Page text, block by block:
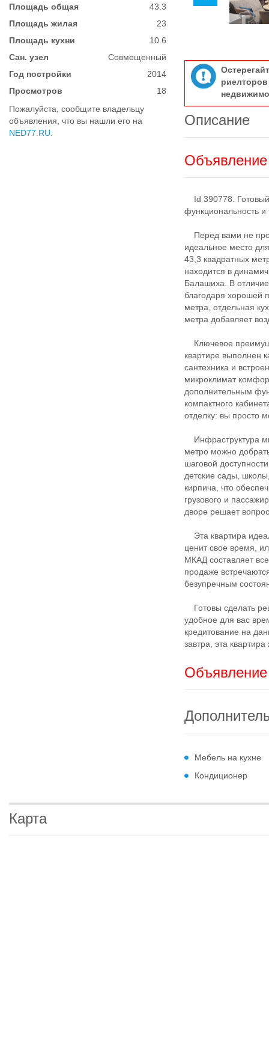
Площадь общая
43.3
Площадь жилая
23
Площадь кухни
10.6
Сан. узел
Совмещенный
Год постройки
2014
Просмотров
18
Пожалуйста, сообщите владельцу
объявления, что вы нашли его на
NED77.RU
Описание
Объявление
Id 390778.
функциональность и
Перед вами не
идеальное место
43,3 квадратных
находится в
Балашиха. В
благодаря хорошей
метра, отдельная
метра добавляет
Ключевое
квартире выполнен
сантехника и
микроклимат
дополнительным
компактного
отделку: вы просто
Инфраструктура
метро можно
шаговой
детские сады,
кирпича, что
грузового и
дворе решает
Эта квартира
ценит свое время,
МКАД составляет
продаже
безупречным
Готовы сделать
удобное для вас
кредитование на
завтра, эта
Объявление
Мебель на кухне
Кондиционер
Карта